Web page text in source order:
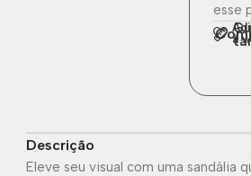
esse
à
Descrição
Eleve seu visual com uma sandália